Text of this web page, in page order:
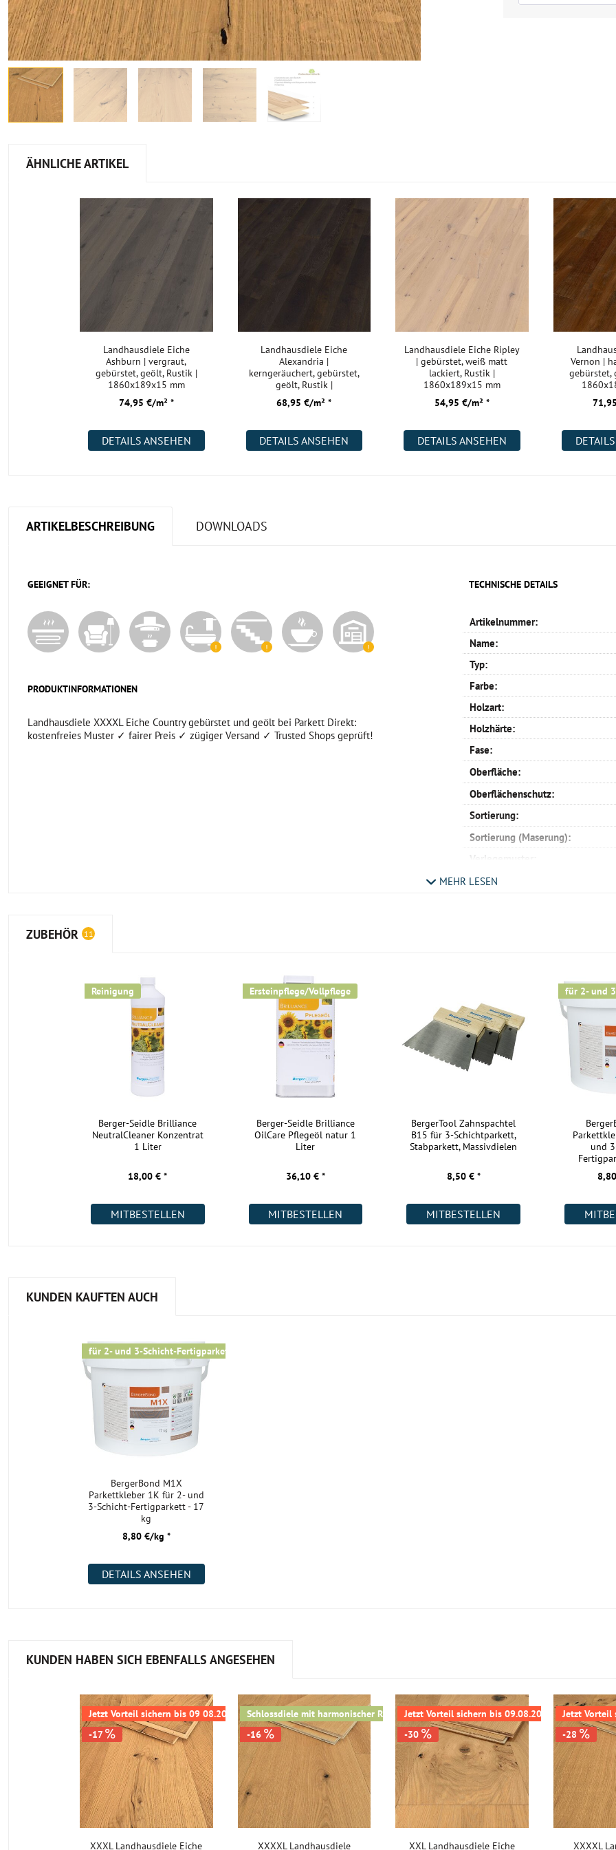
ÄHNLICHE ARTIKEL
Landhausdiele Eiche
Ashburn | vergraut,
gebürstet, geölt, Rustik |
1860x189x15 mm
74,95 €/m² *
DETAILS ANSEHEN
Landhausdiele Eiche
Alexandria |
kerngeräuchert, gebürstet,
geölt, Rustik |
1860x189x15 mm
68,95 €/m² *
DETAILS ANSEHEN
Landhausdiele Eiche Ripley
| gebürstet, weiß matt
lackiert, Rustik |
1860x189x15 mm
54,95 €/m² *
DETAILS ANSEHEN
Vernon |
gebürstet,
ARTIKELBESCHREIBUNG DOWNLOADS
GEEIGNET FÜR:
PRODUKTINFORMATIONEN
Landhausdiele XXXXL Eiche Country gebürstet und geölt bei Parkett Direkt:
kostenfreies Muster ✓ fairer Preis ✓ zügiger Versand ✓ Trusted Shops geprüft!
TECHNISCHE DETAILS
Artikelnummer:
Name:
Typ:
Farbe:
Holzart:
Holzhärte:
Fase:
Oberfläche:
Oberflächenschutz:
Sortierung:
Sortierung (Maserung):
Verlegemuster:
Profil:
Warmwasser Fußbodenheizung:
Wohnräume:
Küche:
Gewerbe (gering beansprucht):
Gewerbe (stark beansprucht):
Akklimatisierung:
MEHR LESEN
ZUBEHÖR 11
Reinigung
Berger-Seidle Brilliance
NeutralCleaner Konzentrat
1 Liter
18,00 € *
MITBESTELLEN
Ersteinpflege/Vollpflege
Berger-Seidle Brilliance
OilCare Pflegeöl natur 1
Liter
36,10 € *
MITBESTELLEN
BergerTool Zahnspachtel
B15 für 3-Schichtparkett,
Stabparkett, Massivdielen
8,50 € *
MITBESTELLEN
für 2- und
und
KUNDEN KAUFTEN AUCH
für 2- und 3-Schicht-Fertigparkett
BergerBond M1X
Parkettkleber 1K für 2- und
3-Schicht-Fertigparkett - 17
kg
8,80 €/kg *
DETAILS ANSEHEN
KUNDEN HABEN SICH EBENFALLS ANGESEHEN
Jetzt Vorteil sichern bis 09 08.2026
-17
XXXL Landhausdiele Eiche
Schlossdiele mit harmonischer Raumwirkung
-16
XXXXL Landhausdiele
Jetzt Vorteil sichern bis 09.08.2026
-30
XXL Landhausdiele Eiche
Jetzt Vorteil
-28
XXXXL